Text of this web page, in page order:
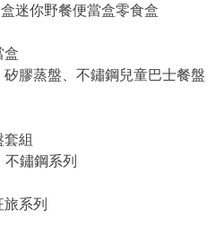
迷你野餐便當盒零食盒
盒
膠蒸盤、不鏽鋼兒童巴士餐盤
組
不鏽鋼系列
旅系列